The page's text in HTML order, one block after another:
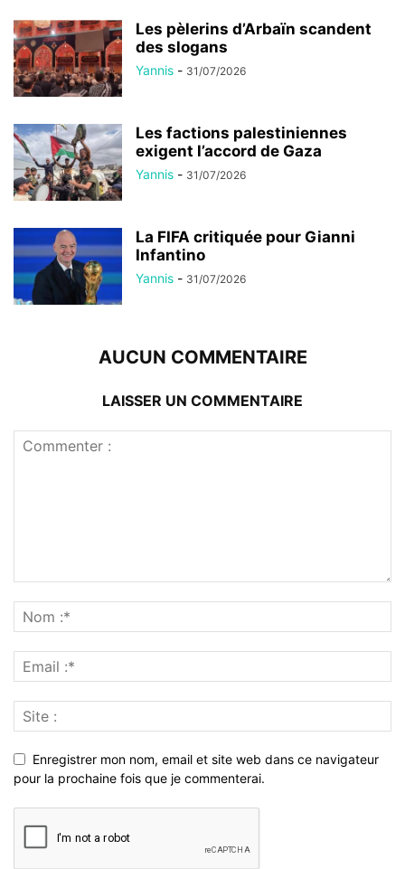
Les pèlerins d’Arbaïn scandent
des slogans
Yannis - 31/07/2026
Les factions palestiniennes
exigent l’accord de Gaza
Yannis - 31/07/2026
La FIFA critiquée pour Gianni
Infantino
Yannis - 31/07/2026
AUCUN COMMENTAIRE
LAISSER UN COMMENTAIRE
Enregistrer mon nom, email et site web dans ce navigateur
pour la prochaine fois que je commenterai.